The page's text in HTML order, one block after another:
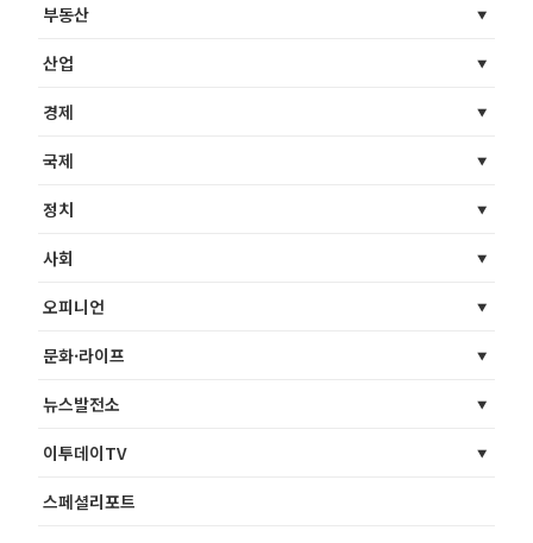
부동산
산업
경제
국제
정치
사회
오피니언
문화·라이프
뉴스발전소
이투데이TV
스페셜리포트